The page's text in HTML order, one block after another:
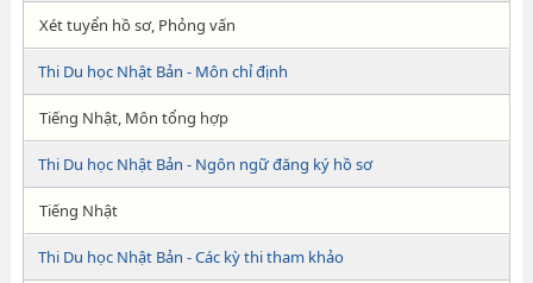
Xét tuyển hồ sơ, Phỏng vấn
Thi Du học Nhật Bản - Môn chỉ định
Tiếng Nhật, Môn tổng hợp
Thi Du học Nhật Bản - Ngôn ngữ đăng ký hồ sơ
Tiếng Nhật
Thi Du học Nhật Bản - Các kỳ thi tham khảo